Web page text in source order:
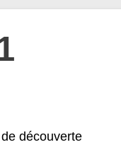
découverte